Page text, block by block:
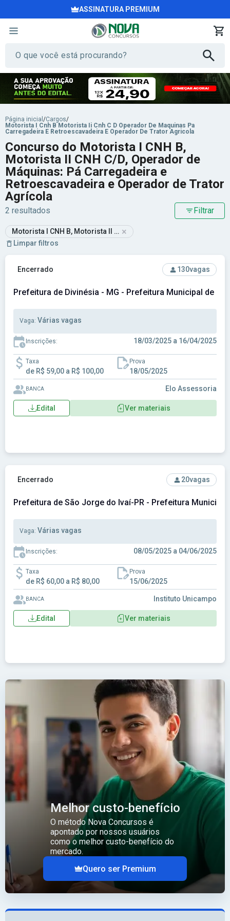
ASSINATURA PREMIUM
Página inicial /Cargos/
Motorista I Cnh B Motorista Ii Cnh C D Operador De Maquinas Pa
Carregadeira E Retroescavadeira E Operador De Trator Agricola
Concurso do Motorista I CNH B,
Motorista II CNH C/D, Operador de
Máquinas: Pá Carregadeira e
Retroescavadeira e Operador de Trator
Agrícola
2 resultados Filtrar
Motorista I CNH B, Motorista II CNH C/D, Operador de
×
Limpar filtros
Ver concurso: Prefeitura de Divinésia - MG - Prefeitura
Encerrado 130vagas
Prefeitura de Divinésia - MG - Prefeitura Municipal de
Vaga: Várias vagas
Inscrições: 18/03/2025 a 16/04/2025
Taxa
de R$ 59,00 a R$ 100,00
Prova
18/05/2025
BANCA Elo Assessoria
Edital Ver materiais
Ver concurso: Prefeitura de São Jorge do Ivaí-PR -
Encerrado 20vagas
Prefeitura de São Jorge do Ivaí-PR - Prefeitura
Vaga: Várias vagas
Inscrições: 08/05/2025 a 04/06/2025
Taxa
de R$ 60,00 a R$ 80,00
Prova
15/06/2025
BANCA Instituto Unicampo
Edital Ver materiais
Melhor custo-benefício
O método Nova Concursos é
apontado por nossos usuários
como o melhor custo-benefício do
mercado.
Quero ser Premium